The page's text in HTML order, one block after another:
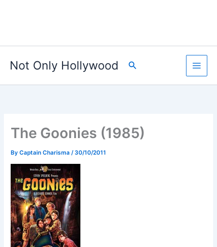
Not Only Hollywood Search
The Goonies (1985)
ByCaptain Charisma /30/10/2011